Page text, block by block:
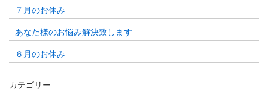
７月のお休み
あなた様のお悩み解決致します
６月のお休み
カテゴリー